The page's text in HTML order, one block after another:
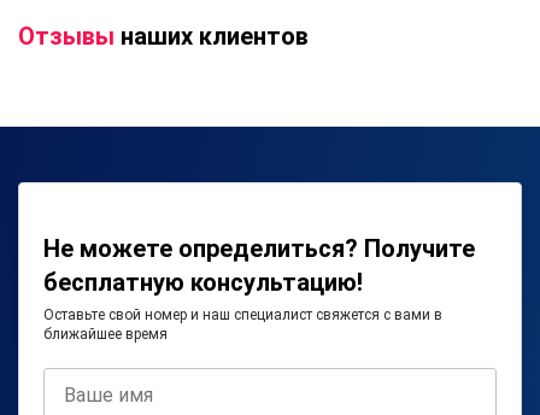
Отзывы наших клиентов
Не можете определиться? Получите
бесплатную консультацию!
Оставьте свой номер и наш специалист свяжется с вами в
ближайшее время